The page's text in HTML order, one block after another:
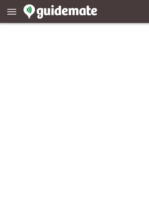
menu